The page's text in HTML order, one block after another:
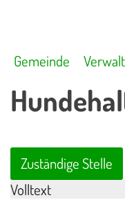
Gemeinde
Zuständige Stelle
Volltext